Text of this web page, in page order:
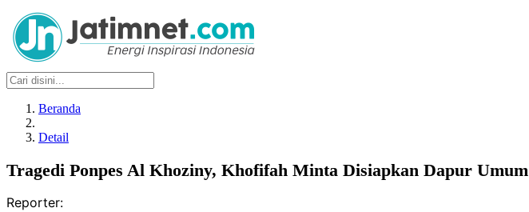
Beranda
Detail
Tragedi Ponpes Al Khoziny, Khofifah Minta Disiapkan Dapur Umum
Reporter: